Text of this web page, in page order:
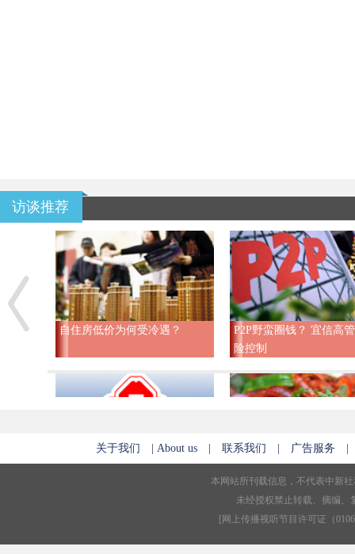
访谈推荐
自住房低价为何受冷遇？
P2P野蛮圈钱？ 宜信高
险控制
关于我们 |About us |联系我们 广告服务
本网站所刊载信息，不代表中新
未经授权禁止转载、摘编
[ 网上传播视听节目许可证（